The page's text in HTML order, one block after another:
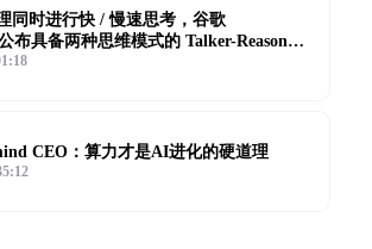
同时进行快 / 慢速思考，谷歌
布具备两种思维模式的 Talker-Reasoner
CEO：算力才是AI进化的硬道理